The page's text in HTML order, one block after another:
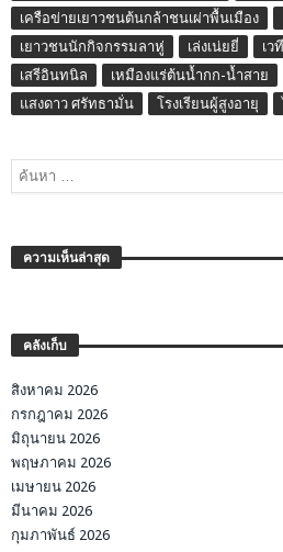
เครือข่ายเยาวชนต้นกล้าชนเผ่าพื้นเมือง
เยาวชนนักกิจกรรมลาหู่
เล่งเน่ยยี่
เว
เสรีอินทนิล
เหมืองแร่ต้นน้ำกก-น้ำสาย
แสงดาว ศรัทธามั่น
โรงเรียนผู้สูงอายุ
ความเห็นล่าสุด
คลังเก็บ
สิงหาคม 2026
กรกฎาคม 2026
มิถุนายน 2026
พฤษภาคม 2026
เมษายน 2026
มีนาคม 2026
กุมภาพันธ์ 2026